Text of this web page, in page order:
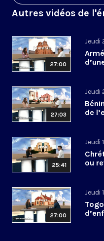
Autres vidéos de
27:00
Jeudi
27:03
Jeudi
de
25:41
Jeudi
ou
27:00
Jeudi